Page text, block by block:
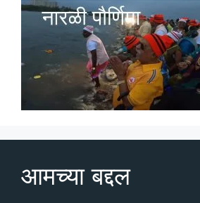
आमच्या बद्दल